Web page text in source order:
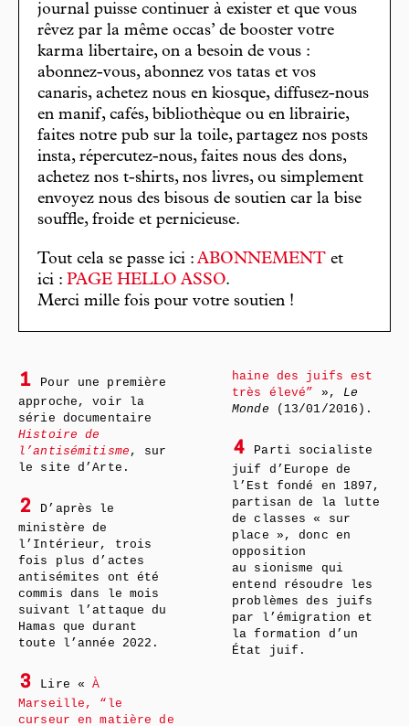
journal puisse continuer à exister et que vous
rêvez par la même occas’ de booster votre
karma libertaire, on a besoin de vous :
abonnez-vous, abonnez vos tatas et vos
canaris, achetez nous en kiosque, diffusez-nous
en manif, cafés, bibliothèque ou en librairie,
faites notre pub sur la toile, partagez nos posts
insta, répercutez-nous, faites nous des dons,
achetez nos t-shirts, nos livres, ou simplement
envoyez nous des bisous de soutien car la bise
souffle, froide et pernicieuse.
Tout cela se passe ici : ABONNEMENT et
ici : PAGE HELLO ASSO.
Merci mille fois pour votre soutien !
1
Pour une première
approche, voir la
série documentaire
Histoire de
l’antisémitisme , sur
le site d’Arte.
2
D’après le
ministère de
l’Intérieur, trois
fois plus d’actes
antisémites ont été
commis dans le mois
suivant l’attaque du
Hamas que durant
toute l’année 2022.
3 Lire «À
Marseille, “le
curseur en matière de
haine des juifs est
très élevé”
», Le
Monde (13/01/2016).
4
Parti socialiste
juif d’Europe de
l’Est fondé en 1897,
partisan de la lutte
de classes « sur
place », donc en
opposition
au sionisme qui
entend résoudre les
problèmes des juifs
par l’émigration et
la formation d’un
État juif.